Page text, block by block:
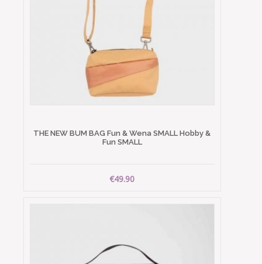
THE NEW BUM BAG Fun & Wena SMALL Hobby &
Fun SMALL
€49.90